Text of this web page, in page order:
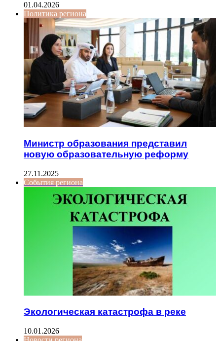
01.04.2026
Политика региона
Министр образования представил
новую образовательную реформу
27.11.2025
События региона
Экологическая катастрофа в реке
10.01.2026